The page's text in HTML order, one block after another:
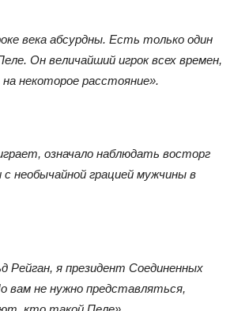
века абсурдны. Есть только один
Он величайший игрок всех времен,
некоторое расстояние».
означало наблюдать восторг
с необычайной грацией мужчины в
Рейган, я президент Соединенных
не нужно представляться,